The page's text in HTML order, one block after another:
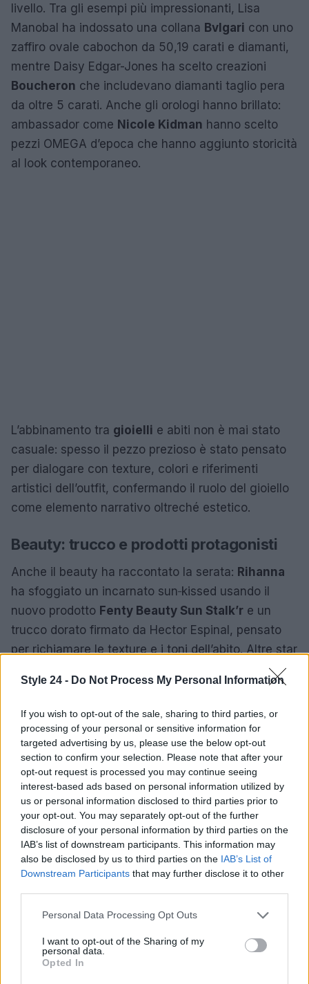
Style 24 - Do Not Process My Personal Information
If you wish to opt-out of the sale, sharing to third parties, or
processing of your personal or sensitive information for
targeted advertising by us, please use the below opt-out
section to confirm your selection. Please note that after your
opt-out request is processed you may continue seeing
interest-based ads based on personal information utilized by
us or personal information disclosed to third parties prior to
your opt-out. You may separately opt-out of the further
disclosure of your personal information by third parties on the
IAB’s list of downstream participants. This information may
also be disclosed by us to third parties on the IAB’s List of
Downstream Participants that may further disclose it to other
Please note that this website/app uses one or more Google
not limited to your visit or usage behaviour. You may click to
grant or deny consent to Google and its third-party tags to
use your data for below specified purposes in below Google
Personal Data Processing Opt Outs
I want to opt-out of the Sharing of my
personal data.
Opted In
livello. Tra gli esempi più impressionanti, Lisa
Manobal ha indossato una collana Bvlgari con uno
zaffiro ovale cabochon da 50,19 carati e diamanti,
mentre Daisy Edgar-Jones ha scelto creazioni
Boucheron che includevano diamanti taglio pera
da oltre 5 carati. Anche gli orologi hanno brillato:
ambassador come Nicole Kidman hanno scelto
pezzi OMEGA d’epoca che hanno aggiunto storicità
al look contemporaneo.
L’abbinamento tra gioielli e abiti non è mai stato
casuale: spesso il pezzo prezioso è stato pensato
per dialogare con texture, colori e riferimenti
artistici dell’outfit, confermando il ruolo del gioiello
come elemento narrativo oltreché estetico.
Beauty: trucco e prodotti protagonisti
Anche il beauty ha raccontato la serata: Rihanna
ha sfoggiato un incarnato sun‑kissed usando il
nuovo prodotto Fenty Beauty Sun Stalk’r e un
trucco dorato firmato da Hector Espinal, pensato
per richiamare le texture e i toni dell’abito. Altre star
Teyana Taylor ha
debuttato con un make-up firmatoRevlon, mentre
diverse celebrity hanno scelto look firmati
Armani
Beauty. La scelta del trucco è stata spesso
allineata al concept dell’abito, rafforzando l’idea
chemake-upe styling costituiscono un unico
racconto visivo.
In conclusione, il MetGala 2026ha ribadito che il
red carpet è uno spazio di collaborazione tra
atelier, gioiellieri, hair stylist e make-up artist: il
risultato finale è il frutto di competenze diverse che
convergono per creare un’immagine che parla di
moda come forma d’arte.